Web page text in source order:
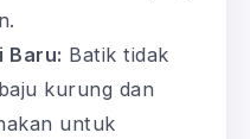
Baru: Batik tidak
kurung dan
untuk